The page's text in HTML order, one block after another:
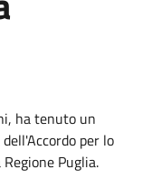
ha tenuto un
per lo
Puglia.